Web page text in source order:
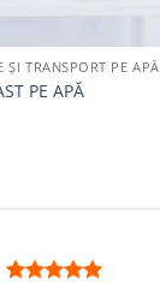
ȘI TRANSPORT PE APĂ
PE APĂ